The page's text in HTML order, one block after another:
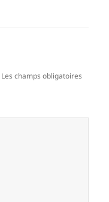
Les champs obligatoires